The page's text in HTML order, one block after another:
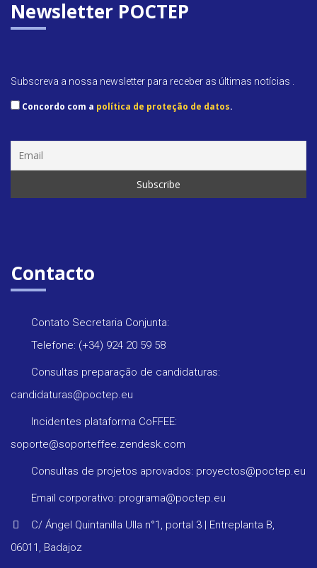
Newsletter POCTEP
Subscreva a nossa newsletter para receber as últimas notícias .
Concordo com a política de proteção de datos.
Contacto
Contato Secretaria Conjunta:
Telefone: (+34) 924 20 59 58
Consultas preparação de candidaturas:
candidaturas@poctep.eu
Incidentes plataforma CoFFEE:
soporte@soporteffee.zendesk.com
Consultas de projetos aprovados: proyectos@poctep.eu
Email corporativo: programa@poctep.eu
C/ Ángel Quintanilla Ulla n°1, portal 3 | Entreplanta B,
06011, Badajoz